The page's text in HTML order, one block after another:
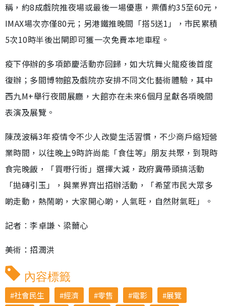
稱，約8成戲院推夜場或最後一場優惠，票價約35至60元，
IMAX場次亦僅80元；另港鐵推晚間「搭5送1」，市民累積
5次10時半後出閘即可獲一次免費本地車程。
疫下停辦的多項節慶活動亦回歸，如大坑舞火龍疫後首度
復辦；多間博物館及戲院亦安排不同文化藝術體驗，其中
西九M+舉行夜間展廳，大館亦在未來6個月呈獻各項晚間
表演及展覽。
陳茂波稱3年疫情令不少人改變生活習慣，不少商戶縮短營
業時間，以往晚上9時許尚能「食住等」朋友共聚，到現時
食完晚飯，「買嘢行街」選擇大減，政府冀帶頭搞活動
「拋磚引玉」，與業界齊出招辦活動，「希望市民大眾多
啲走動，熱鬧啲，大家開心啲，人氣旺，自然財氣旺」。
記者︰李卓謙、梁薾心
美術：招潤洪
內容標籤
社會民生 經濟 零售 電影
展覽